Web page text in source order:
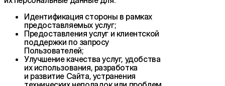
Идентификация стороны в рамках
предоставляемых услуг;
Предоставления услуг и клиентской
поддержки по запросу
Пользователей;
Улучшение качества услуг, удобства
их использования, разработка
и развитие Сайта, устранения